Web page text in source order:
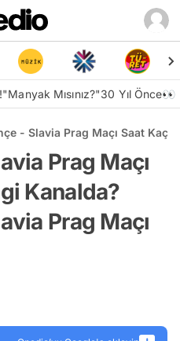
"Manyak Mısınız?"30 Yıl Önce👀
- Slavia Prag Maçı Saat
Prag Maçı
Kanalda?
Prag Maçı